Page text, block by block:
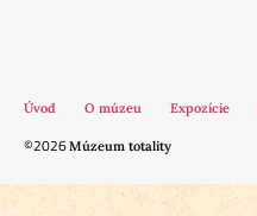
Úvod O múzeu Expozície
©2026Múzeum totality